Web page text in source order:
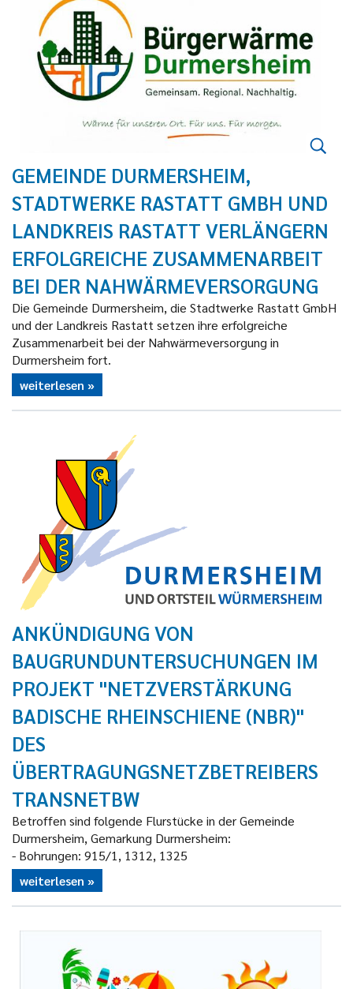
GEMEINDE DURMERSHEIM,
STADTWERKE RASTATT GMBH UND
LANDKREIS RASTATT VERLÄNGERN
ERFOLGREICHE ZUSAMMENARBEIT
BEI DER NAHWÄRMEVERSORGUNG
Die Gemeinde Durmersheim, die Stadtwerke Rastatt GmbH
und der Landkreis Rastatt setzen ihre erfolgreiche
Zusammenarbeit bei der Nahwärmeversorgung in
Durmersheim fort.
weiterlesen
ANKÜNDIGUNG VON
BAUGRUNDUNTERSUCHUNGEN IM
PROJEKT "NETZVERSTÄRKUNG
BADISCHE RHEINSCHIENE (NBR)"
DES
ÜBERTRAGUNGSNETZBETREIBERS
TRANSNETBW
Betroffen sind folgende Flurstücke in der Gemeinde
Durmersheim, Gemarkung Durmersheim:
- Bohrungen: 915/1, 1312, 1325
weiterlesen